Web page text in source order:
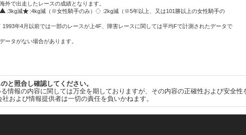
で出走したレースの成績となります。
:3kg減 :4kg減（※女性騎手のみ）
:2kg減（※5年以上、又は101勝以上の女性騎手の
年4月以前では一部のレースが上4F、障害レースに関しては平均Fで計測されたデータで
タがない場合があります。
と照合し確認してください。
情報の内容に関しては万全を期しておりますが、その内容の正確性および安全
および情報提供者は一切の責任を負いかねます。